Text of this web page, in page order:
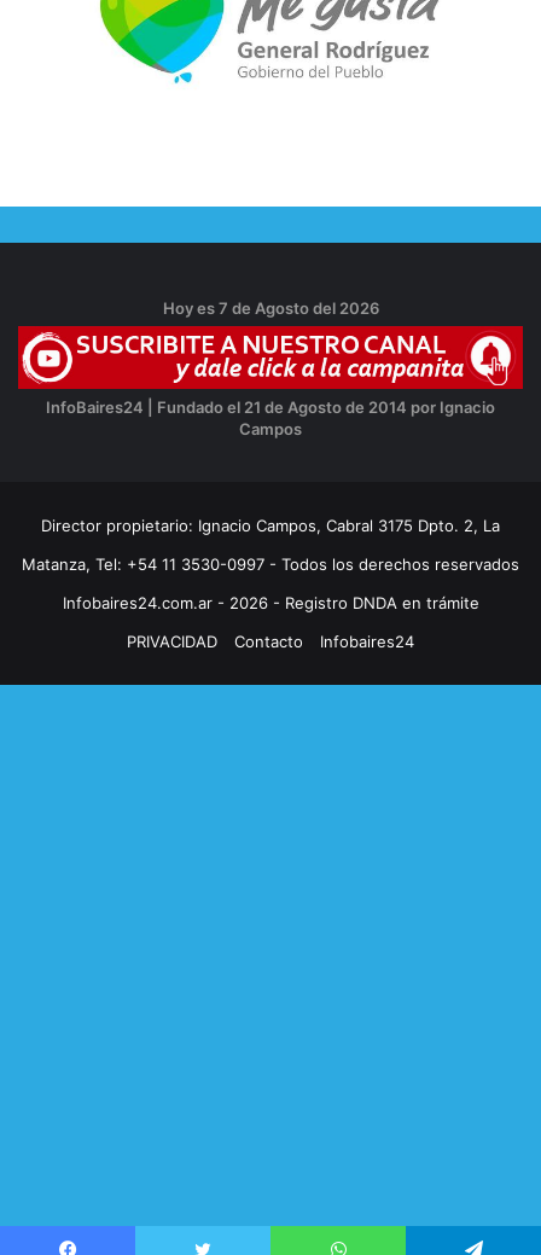
Hoy es 7 de Agosto del 2026
InfoBaires24 | Fundado el 21 de Agosto de 2014 por Ignacio
Campos
Director propietario: Ignacio Campos, Cabral 3175 Dpto. 2, La
Matanza, Tel: +54 11 3530-0997 - Todos los derechos reservados
Infobaires24.com.ar - 2026 - Registro DNDA en trámite
PRIVACIDAD
Contacto Infobaires24